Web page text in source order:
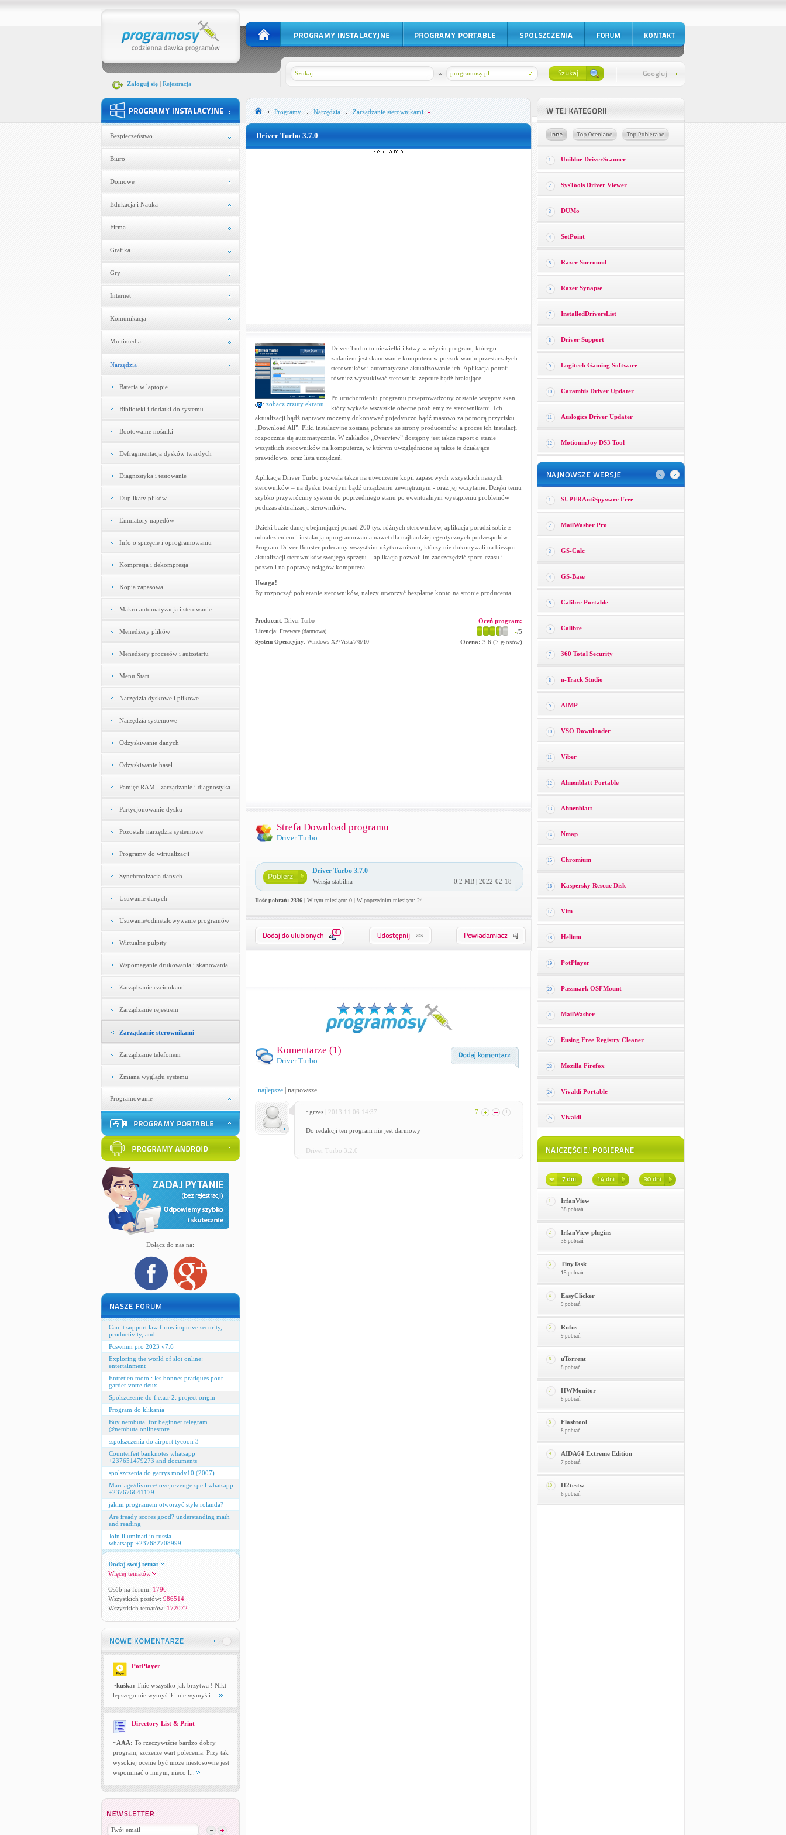
Zaloguj się| Rejestracja
programosy.pl
w
Bezpieczeństwo
Biuro
Domowe
Edukacja i Nauka
Firma
Grafika
Gry
Internet
Komunikacja
Multimedia
Narzędzia
Bateria w laptopie
Biblioteki i dodatki do systemu
Bootowalne nośniki
Defragmentacja dysków twardych
Diagnostyka i testowanie
Duplikaty plików
Emulatory napędów
Info o sprzęcie i oprogramowaniu
Kompresja i dekompresja
Kopia zapasowa
Makro automatyzacja i sterowanie
Menedżery plików
Menedżery procesów i autostartu
Menu Start
Narzędzia dyskowe i plikowe
Narzędzia systemowe
Odzyskiwanie danych
Odzyskiwanie haseł
Pamięć RAM - zarządzanie i diagnostyka
Partycjonowanie dysku
Pozostałe narzędzia systemowe
Programy do wirtualizacji
Synchronizacja danych
Usuwanie danych
Usuwanie/odinstalowywanie programów
Wirtualne pulpity
Wspomaganie drukowania i skanowania
Zarządzanie czcionkami
Zarządzanie rejestrem
Zarządzanie sterownikami
Zarządzanie telefonem
Zmiana wyglądu systemu
Programowanie
Dołącz do nas na:
Can it support law firms improve security,
productivity, and
Pcswmm pro 2023 v7.6
Exploring the world of slot online:
entertainment
Entretien moto : les bonnes pratiques pour
garder votre deux
Spolszczenie do f.e.a.r 2: project origin
Program do klikania
Buy nembutal for beginner telegram
@nembutalonlinestore
sspolszczenia do airport tycoon 3
Counterfeit banknotes whatsapp
+237651479273 and documents
spolszczenia do garrys modv10 (2007)
Marriage/divorce/love,revenge spell whatsapp
+237676641179
jakim programem otworzyć style rolanda?
Are iready scores good? understanding math
and reading
Join illuminati in russia
whatsapp:+237682708999
Dodaj swój temat
Więcej tematów
Osób na forum: 1796
Wszystkich postów: 986514
Wszystkich tematów: 172072
PotPlayer
~kuśka: Tnie wszystko jak brzytwa ! Nikt
lepszego nie wymyślił i nie wymyśli ...
Directory List & Print
~AAA: To rzeczywiście bardzo dobry
program, szczerze wart polecenia. Przy tak
wysokiej ocenie być może niestosowne jest
wspominać o innym, nieco l...
Programy Narzędzia Zarządzanie sterownikami
Driver Turbo 3.7.0
zobacz zrzuty ekranu
Driver Turbo to niewielki i łatwy w użyciu program, którego
zadaniem jest skanowanie komputera w poszukiwaniu przestarzałych
sterowników i automatyczne aktualizowanie ich. Aplikacja potrafi
również wyszukiwać sterowniki zepsute bądź brakujące.
Po uruchomieniu programu przeprowadzony zostanie wstępny skan,
który wykaże wszystkie obecne problemy ze sterownikami. Ich
aktualizacji bądź naprawy możemy dokonywać pojedynczo bądź masowo za pomocą przycisku
„Download All”. Pliki instalacyjne zostaną pobrane ze strony producentów, a proces ich instalacji
rozpocznie się automatycznie. W zakładce „Overview” dostępny jest także raport o stanie
wszystkich sterowników na komputerze, w którym uwzględnione są także te działające
prawidłowo, oraz lista urządzeń.
Aplikacja Driver Turbo pozwala także na utworzenie kopii zapasowych wszystkich naszych
sterowników – na dysku twardym bądź urządzeniu zewnętrznym - oraz jej wczytanie. Dzięki temu
szybko przywrócimy system do poprzedniego stanu po ewentualnym wystąpieniu problemów
podczas aktualizacji sterowników.
Dzięki bazie danej obejmującej ponad 200 tys. różnych sterowników, aplikacja poradzi sobie z
odnalezieniem i instalacją oprogramowania nawet dla najbardziej egzotycznych podzespołów.
Program Driver Booster polecamy wszystkim użytkownikom, którzy nie dokonywali na bieżąco
aktualizacji sterowników swojego sprzętu – aplikacja pozwoli im zaoszczędzić sporo czasu i
pozwoli na poprawę osiągów komputera.
Uwaga!
By rozpocząć pobieranie sterowników, należy utworzyć bezpłatne konto na stronie producenta.
Producent: Driver Turbo
Licencja: Freeware (darmowa)
System Operacyjny: Windows XP/Vista/7/8/10
Oceń program:
-/5
Ocena: 3.6 (7 głosów)
Strefa Download programu
Driver Turbo
Driver Turbo 3.7.0
Wersja stabilna 0.2 MB | 2022-02-18
Ilość pobrań: 2336| W tym miesiącu: 0 | W poprzednim miesiącu: 24
0
Komentarze (1)
Driver Turbo
najlepsze| najnowsze
~grzes | 2013.11.06 14:37 7
Do redakcji ten program nie jest darmowy
Driver Turbo 3.2.0
1 Uniblue DriverScanner
2 SysTools Driver Viewer
3 DUMo
4 SetPoint
5 Razer Surround
6 Razer Synapse
7 InstalledDriversList
8 Driver Support
9 Logitech Gaming Software
10 Carambis Driver Updater
11 Auslogics Driver Updater
12 MotioninJoy DS3 Tool
1 SUPERAntiSpyware Free
2 MailWasher Pro
3 GS-Calc
4 GS-Base
5 Calibre Portable
6 Calibre
7 360 Total Security
8 n-Track Studio
9 AIMP
10 VSO Downloader
11 Viber
12 Ahnenblatt Portable
13 Ahnenblatt
14 Nmap
15 Chromium
16 Kaspersky Rescue Disk
17 Vim
18 Helium
19 PotPlayer
20 Passmark OSFMount
21 MailWasher
22 Eusing Free Registry Cleaner
23 Mozilla Firefox
24 Vivaldi Portable
25 Vivaldi
1 IrfanView
38 pobrań
2 IrfanView plugins
38 pobrań
3 TinyTask
15 pobrań
4 EasyClicker
9 pobrań
5 Rufus
9 pobrań
6 uTorrent
8 pobrań
7 HWMonitor
8 pobrań
8 Flashtool
8 pobrań
9 AIDA64 Extreme Edition
7 pobrań
10 H2testw
6 pobrań